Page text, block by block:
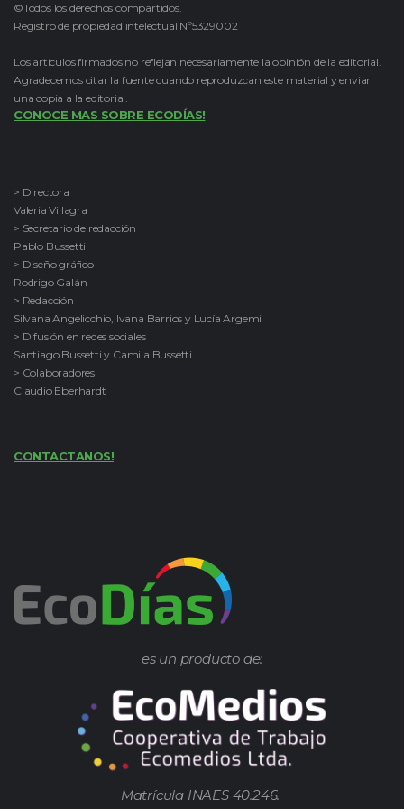
©Todos los derechos compartidos.
Registro de propiedad intelectual Nº5329002
Los artículos firmados no reflejan necesariamente la opinión de la editorial.
Agradecemos citar la fuente cuando reproduzcan este material y enviar
una copia a la editorial.
CONOCE MAS SOBRE ECODÍAS!
> Directora
Valeria Villagra
> Secretario de redacción
Pablo Bussetti
> Diseño gráfico
Rodrigo Galán
> Redacción
Silvana Angelicchio, Ivana Barrios y Lucía Argemi
> Difusión en redes sociales
Santiago Bussetti y Camila Bussetti
> Colaboradores
Claudio Eberhardt
CONTACTANOS!
es un producto de:
Matrícula INAES 40.246.